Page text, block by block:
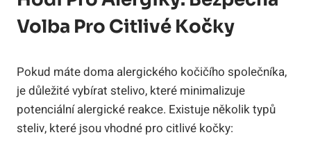
Volba Pro Citlivé Kočky
Pokud máte doma alergického kočičího společníka,
je důležité vybírat stelivo, které minimalizuje
potenciální alergické reakce. Existuje několik typů
steliv, které jsou vhodné pro citlivé kočky: